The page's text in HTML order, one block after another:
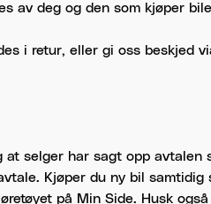
av deg og den som kjøper
i retur, eller gi oss beskjed
selger har sagt opp avtalen
Kjøper du ny bil samtidig
på Min Side. Husk